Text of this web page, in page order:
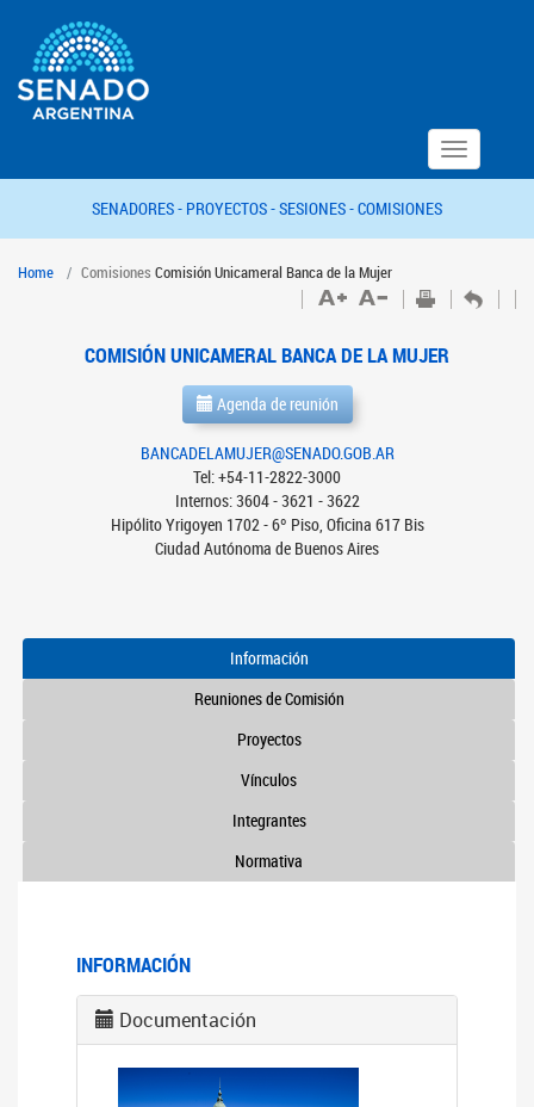
Toggle
navigation
SENADORES - PROYECTOS -SESIONES -COMISIONES
Home Comisiones Comisión Unicameral Banca de la Mujer
COMISIÓN UNICAMERAL BANCA DE LA MUJER
Agenda de reunión
BANCADELAMUJER@SENADO.GOB.AR
Tel: +54-11-2822-3000
Internos: 3604 - 3621 - 3622
Hipólito Yrigoyen 1702 - 6º Piso, Oficina 617 Bis
Ciudad Autónoma de Buenos Aires
Información
Reuniones de Comisión
Proyectos
Vínculos
Integrantes
Normativa
INFORMACIÓN
Documentación